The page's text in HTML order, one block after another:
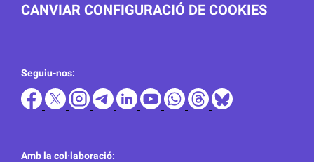
CANVIAR CONFIGURACIÓ DE COOKIES
Seguiu-nos:
Amb la col·laboració: